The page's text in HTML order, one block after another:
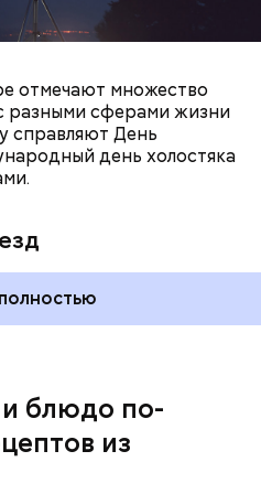
отмечают множество
разными сферами жизни
справляют День
день холостяка
и блюдо по-
из
не для всех дыня
очередь ее стоит